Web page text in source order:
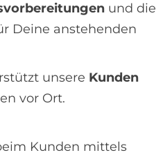
und die
Deine anstehenden
unsere Kunden
vor Ort.
Kunden mittels